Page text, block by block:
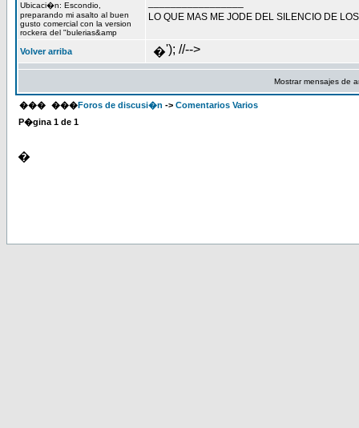
Ubicaci�n: Escondio,
preparando mi asalto al buen
gusto comercial con la version
rockera del "bulerias&amp
LO QUE MAS ME JODE DEL SILENCIO DE
Volver arriba �'); //-->
Mostrar mensajes de
��� ���Foros de discusi�n -> Comentarios Varios
P�gina 1 de 1
�